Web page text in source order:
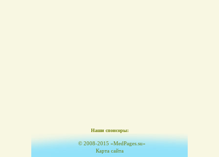
Наши спонсоры:
© 2008-2015 «MedPages.su»
Карта сайта